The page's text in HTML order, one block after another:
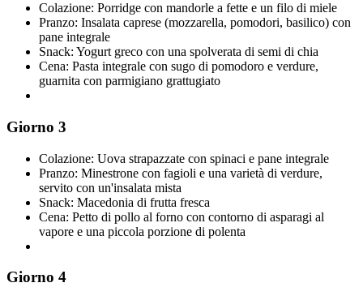
Colazione: Porridge con mandorle a fette e un filo di miele
Pranzo: Insalata caprese (mozzarella, pomodori, basilico) con
pane integrale
Snack: Yogurt greco con una spolverata di semi di chia
Cena: Pasta integrale con sugo di pomodoro e verdure,
guarnita con parmigiano grattugiato
Giorno 3
Colazione: Uova strapazzate con spinaci e pane integrale
Pranzo: Minestrone con fagioli e una varietà di verdure,
servito con un'insalata mista
Snack: Macedonia di frutta fresca
Cena: Petto di pollo al forno con contorno di asparagi al
vapore e una piccola porzione di polenta
Giorno 4